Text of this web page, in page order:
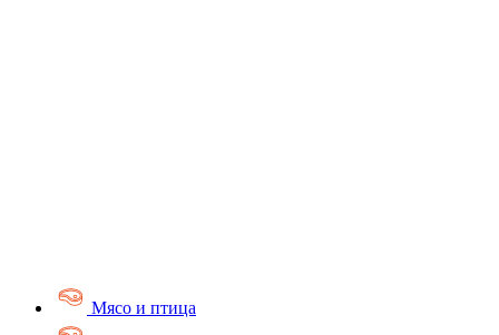
Мясо и птица